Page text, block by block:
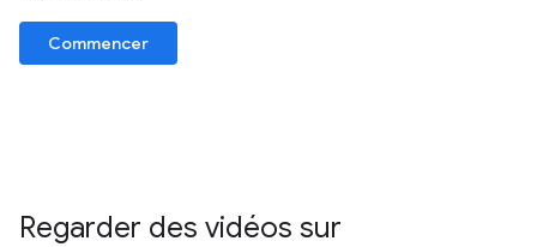
Commencer
Regarder des vidéos sur